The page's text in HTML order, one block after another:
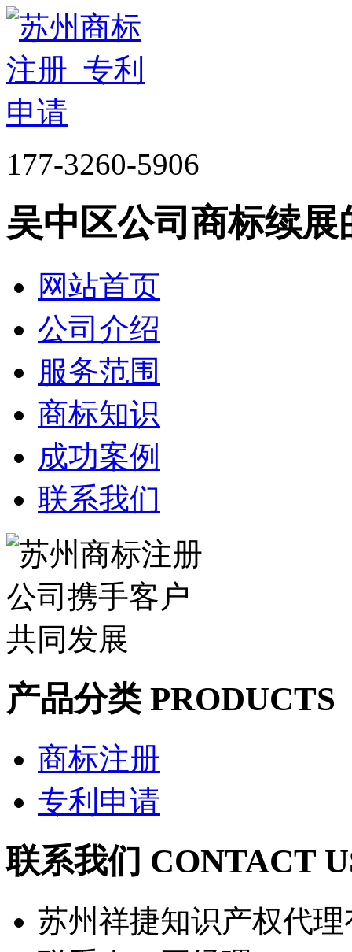
177-3260-5906
吴中区公司商标续展
网站首页
公司介绍
服务范围
商标知识
成功案例
联系我们
产品分类 PRODUCTS
商标注册
专利申请
联系我们 CONTACT
苏州祥捷知识产权代